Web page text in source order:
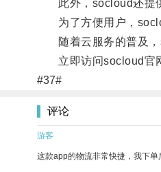
此外，socloud还提供
为了方便用户，
随着云服务的普及，
立即访问socloud官网
#37#
评论
游客
这款app的物流非常快捷，我下单